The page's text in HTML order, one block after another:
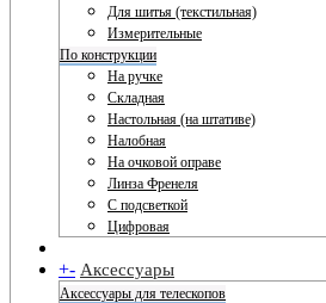
Для шитья (текстильная)
Измерительные
По конструкции
На ручке
Складная
Настольная (на штативе)
Налобная
На очковой оправе
Линза Френеля
С подсветкой
Цифровая
+- Аксессуары
Аксессуары для телескопов